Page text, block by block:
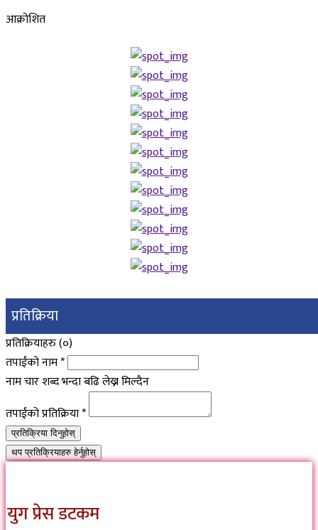
आक्रोशित
प्रतिक्रिया
प्रतिक्रियाहरु (०)
तपाईंको नाम*
नाम चार शब्द भन्दा बढि लेख्न मिल्दैन
तपाईंको प्रतिक्रिया*
प्रतिक्रिया दिनुहोस्
थप प्रतिक्रियाहरु हेर्नुहोस्
युग प्रेस डटकम